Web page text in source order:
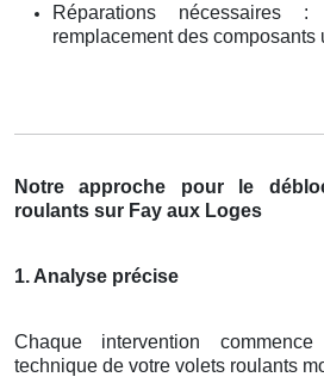
Réparations nécessaires
remplacement des composants
Notre approche pour le
roulants sur Fay aux Loges
1. Analyse précise
Chaque intervention
technique de votre volets roulants